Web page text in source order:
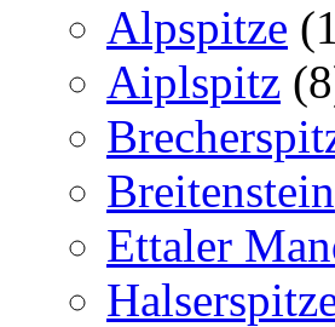
Alpspitze
Aiplspitz
Breitenstein
Ettaler